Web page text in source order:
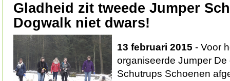
Gladheid zit tweede Jumper
Dogwalk niet dwars!
13 februari 2015 - Voor
organiseerde Jumper
Schutrups Schoenen